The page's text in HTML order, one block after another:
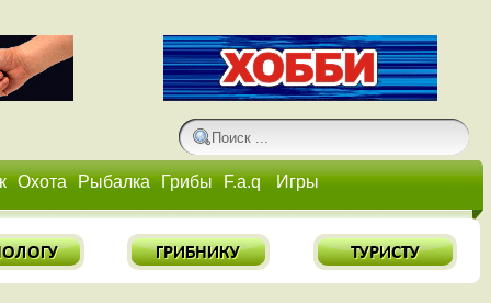
Охота Рыбалка Грибы F.a.q Игры